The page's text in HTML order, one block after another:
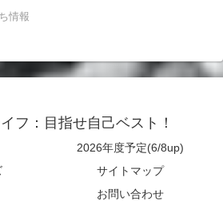
情報
フ：目指せ自己ベスト！
2026年度予定(6/8up)
サイトマップ
お問い合わせ